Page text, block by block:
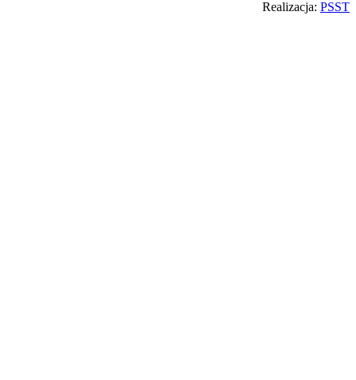
Realizacja: PSST